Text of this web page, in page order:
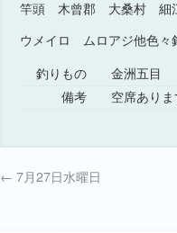
竿頭 木曾郡 大桑村 細
ウメイロ ムロアジ他色々
釣りもの
金洲五目
備考
空席ありま
← 7月27日水曜日